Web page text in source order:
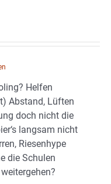
Helfen
Abstand, Lüften
doch nicht die
langsam nicht
Riesenhype
die Schulen